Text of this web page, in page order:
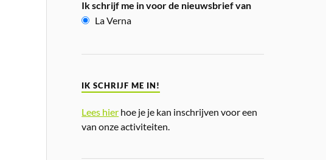
Ik schrijf me in voor de nieuwsbrief van
La Verna
IK SCHRIJF ME IN!
Lees hier hoe je je kan inschrijven voor een
van onze activiteiten.